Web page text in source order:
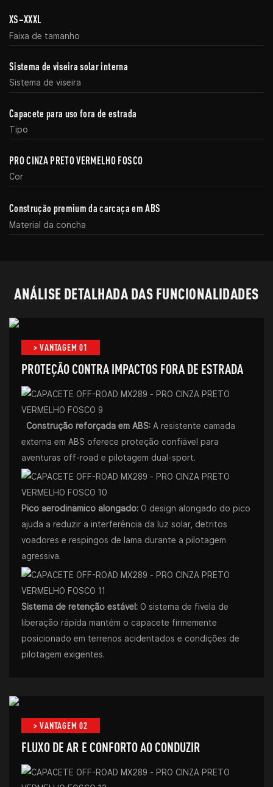
XS–XXXL
Faixa de tamanho
Sistema de viseira solar interna
Sistema de viseira
Capacete para uso fora de estrada
Tipo
PRO CINZA PRETO VERMELHO FOSCO
Cor
Construção premium da carcaça em ABS
Material da concha
ANÁLISE DETALHADA DAS FUNCIONALIDADES
> VANTAGEM 01
PROTEÇÃO CONTRA IMPACTOS FORA DE ESTRADA
Construção reforçada em ABS: A resistente camada
externa em ABS oferece proteção confiável para
aventuras off-road e pilotagem dual-sport.
Pico aerodinâmico alongado: O design alongado do pico
ajuda a reduzir a interferência da luz solar, detritos
voadores e respingos de lama durante a pilotagem
agressiva.
Sistema de retenção estável: O sistema de fivela de
liberação rápida mantém o capacete firmemente
posicionado em terrenos acidentados e condições de
pilotagem exigentes.
> VANTAGEM 02
FLUXO DE AR ​​E CONFORTO AO CONDUZIR